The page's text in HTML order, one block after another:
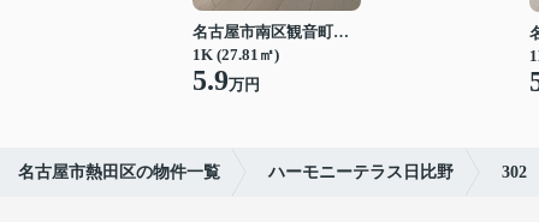
名古屋市南区観音町５丁目
1K (27.81㎡)
5.9万円
名古屋市熱田区の物件一覧 ハーモニーテラス日比野 302